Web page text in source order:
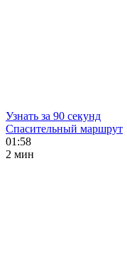
Узнать за 90 секунд
Спасительный маршрут
01:58
2 мин